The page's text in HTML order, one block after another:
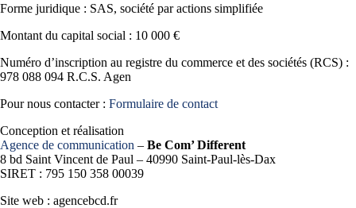
Forme juridique : SAS, société par actions simplifiée
Montant du capital social : 10 000 €
Numéro d’inscription au registre du commerce et des sociétés (RCS) :
978 088 094 R.C.S. Agen
Pour nous contacter : Formulaire de contact
Conception et réalisation
Agence de communication – Be Com’ Different
8 bd Saint Vincent de Paul – 40990 Saint-Paul-lès-Dax
SIRET : 795 150 358 00039
Site web : agencebcd.fr